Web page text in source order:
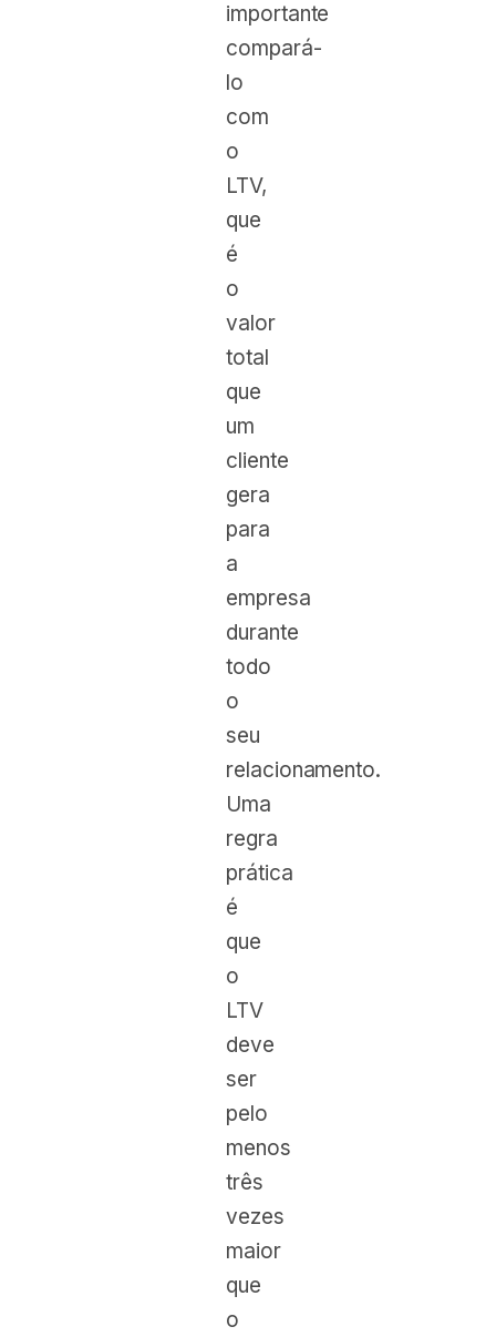
importante
compará-
lo
com
o
LTV,
que
é
o
valor
total
que
um
cliente
gera
para
a
empresa
durante
todo
o
seu
relacionamento.
Uma
regra
prática
é
que
o
LTV
deve
ser
pelo
menos
três
vezes
maior
que
o